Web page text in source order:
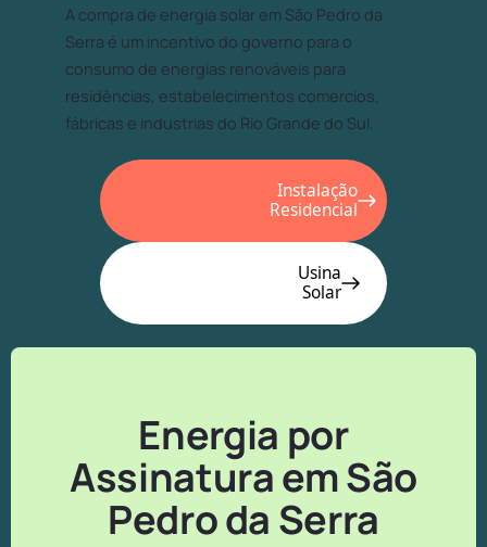
A compra de energia solar em São Pedro da
Serra é um incentivo do governo para o
consumo de energias renováveis para
residências, estabelecimentos comercios,
fábricas e industrias do Rio Grande do Sul.
Instalação
Residencial
Usina
Solar
Energia por
Assinatura em São
Pedro da Serra